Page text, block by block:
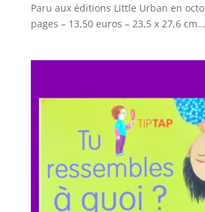
Paru aux éditions Little Urban en
pages – 13,50 euros – 23,5 x 27,6 cm...